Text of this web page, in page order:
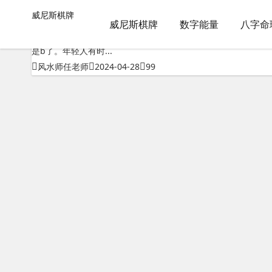
威尼斯棋牌
威尼斯棋牌 数字能量 八字命
威尼斯棋牌
包含"测八字不知道出生时辰"标签的文章
是b了。年轻人有时...
风水师任老师 2024-04-28 99